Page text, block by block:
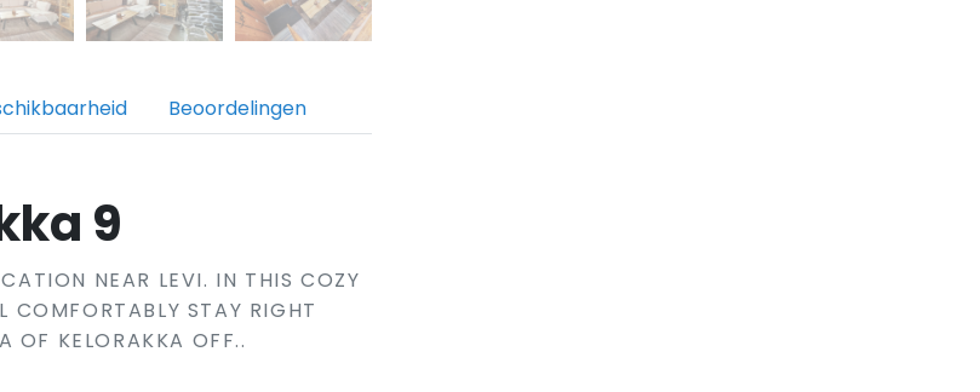
Beoordelingen
9
NEAR LEVI. IN THIS COZY
COMFORTABLY STAY RIGHT
OF ​​KELORAKKA OFF..